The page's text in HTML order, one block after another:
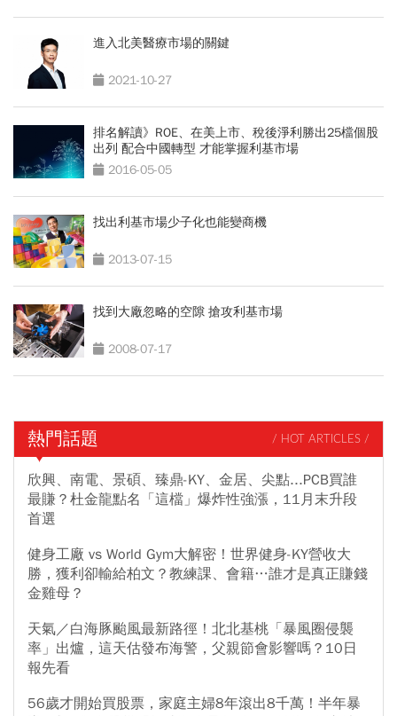
進入北美醫療市場的關鍵
2021-10-27
排名解讀》ROE、在美上市、稅後淨利勝出25檔個股
出列 配合中國轉型 才能掌握利基市場
2016-05-05
找出利基市場少子化也能變商機
2013-07-15
找到大廠忽略的空隙 搶攻利基市場
2008-07-17
熱門話題 / HOT ARTICLES /
欣興、南電、景碩、臻鼎-KY、金居、尖點...PCB買誰
最賺？杜金龍點名「這檔」爆炸性強漲，11月末升段
首選
健身工廠 vs World Gym大解密！世界健身-KY營收大
勝，獲利卻輸給柏文？教練課、會籍…誰才是真正賺錢
金雞母？
天氣／白海豚颱風最新路徑！北北基桃「暴風圈侵襲
率」出爐，這天估發布海警，父親節會影響嗎？10日
報先看
56歲才開始買股票，家庭主婦8年滾出8千萬！半年暴